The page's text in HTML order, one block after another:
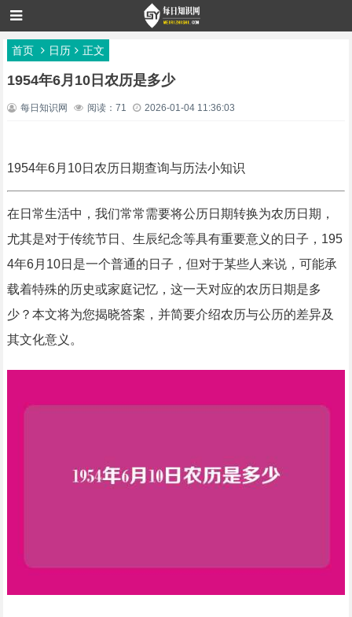
首页 日历 正文
1954年6月10日农历是多少
每日知识网 阅读：71 2026-01-04 11:36:03
1954年6月10日农历日期查询与历法小知识
在日常生活中，我们常常需要将公历日期转换为农历日期，
尤其是对于传统节日、生辰纪念等具有重要意义的日子，195
4年6月10日是一个普通的日子，但对于某些人来说，可能承
载着特殊的历史或家庭记忆，这一天对应的农历日期是多
少？本文将为您揭晓答案，并简要介绍农历与公历的差异及
其文化意义。